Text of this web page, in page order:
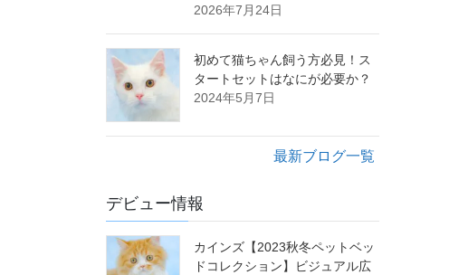
2026年7月24日
初めて猫ちゃん飼う方必見！ス
タートセットはなにが必要か？
2024年5月7日
最新ブログ一覧
デビュー情報
カインズ【2023秋冬ペットベッ
ドコレクション】ビジュアル広